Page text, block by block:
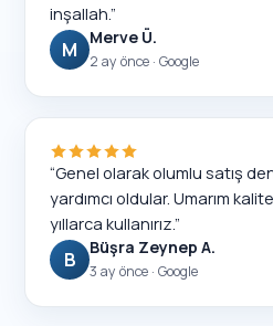
inşallah.”
M Merve Ü.
2 ay önce · Google
“Genel olarak olumlu satış
yardımcı oldular. Umarım
yıllarca kullanırız.”
B Büşra Zeynep A.
3 ay önce · Google